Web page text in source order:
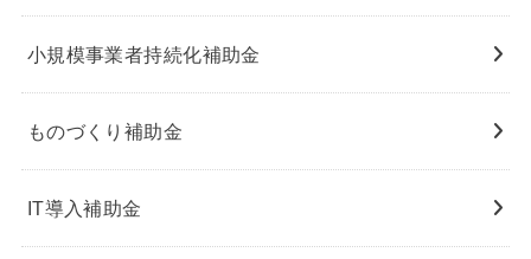
小規模事業者持続化補助金
ものづくり補助金
IT導入補助金